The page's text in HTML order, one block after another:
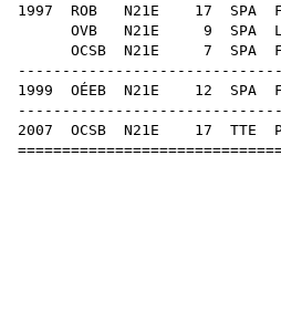
1997 ROB N21E 17 SPA
OVB N21E 9 SPA
OCSB N21E 7 SPA
1999 OÉEB N21E 12 SPA
2007 OCSB N21E 17 TTE